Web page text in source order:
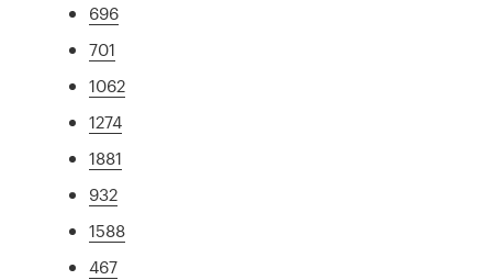
696
701
1062
1274
1881
932
1588
467